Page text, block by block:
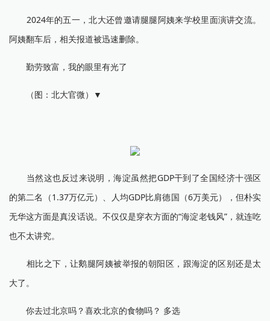
2024年的五一，北大还曾邀请腿腿阿姨来学校里面演讲交流。
阿姨翻车后，相关报道被迅速删除。
勤劳致富，我的眼里有光了
（图：北大官微）▼
当然这也反过来说明，海淀虽然把GDP干到了全国经济十强区
的第二名（1.37万亿元）、人均GDP比肩德国（6万美元），但朴实
无华这方面是真没话说。不仅仅是穿衣方面的“海淀老钱风”，就连吃
也不太讲究。
相比之下，让鹅腿阿姨被举报的朝阳区，跟海淀的区别还是太
大了。
你去过北京吗？喜欢北京的食物吗？ 多选